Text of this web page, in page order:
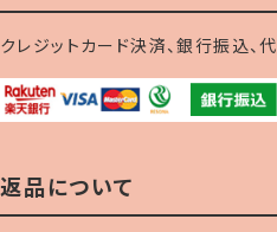
クレジットカード決済、銀行振込、
返品について